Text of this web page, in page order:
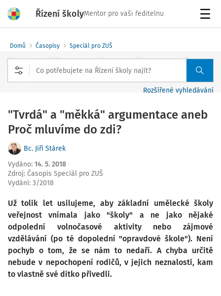
Řízení školyMentor pro vaši ředitelnu
Domů Časopisy Speciál pro ZUŠ
Rozšířené vyhledávání
"Tvrdá" a "měkká" argumentace aneb
Proč mluvíme do zdi?
Bc. Jiří Stárek
Vydáno: 14. 5. 2018
Zdroj: Časopis Speciál pro ZUŠ
Vydání: 3/2018
Už tolik let usilujeme, aby základní umělecké školy
veřejnost vnímala jako "školy" a ne jako nějaké
odpolední volnočasové aktivity nebo zájmové
vzdělávání (po té dopolední "opravdové škole"). Není
pochyb o tom, že se nám to nedaří. A chyba určitě
nebude v nepochopení rodičů, v jejich neznalosti, kam
to vlastně své dítko přivedli.